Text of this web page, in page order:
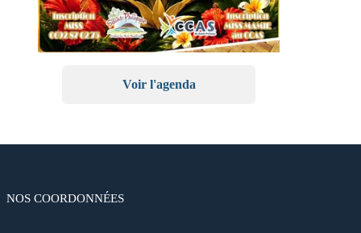
Voir l'agenda
NOS COORDONNÉES